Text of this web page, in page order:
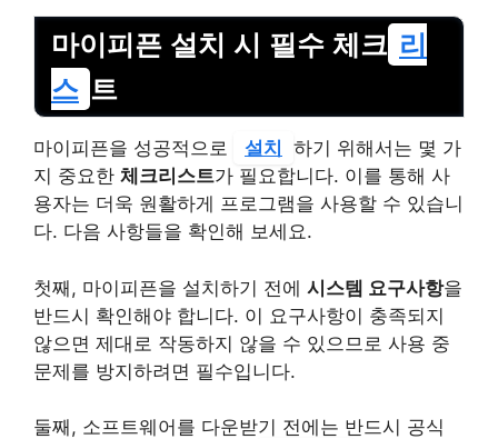
마이피픈 설치 시 필수 체크 리
스 트
마이피픈을 성공적으로 설치
하기 위해서는 몇 가
지 중요한 체크리스트가 필요합니다. 이를 통해 사
용자는 더욱 원활하게 프로그램을 사용할 수 있습니
다. 다음 사항들을 확인해 보세요.
첫째, 마이피픈을 설치하기 전에 시스템 요구사항을
반드시 확인해야 합니다. 이 요구사항이 충족되지
않으면 제대로 작동하지 않을 수 있으므로 사용 중
문제를 방지하려면 필수입니다.
둘째, 소프트웨어를 다운받기 전에는 반드시 공식